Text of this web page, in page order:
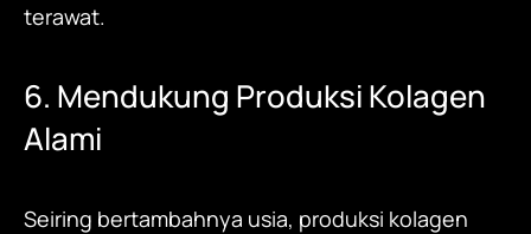
terawat.
6. Mendukung Produksi Kolagen
Alami
Seiring bertambahnya usia, produksi kolagen